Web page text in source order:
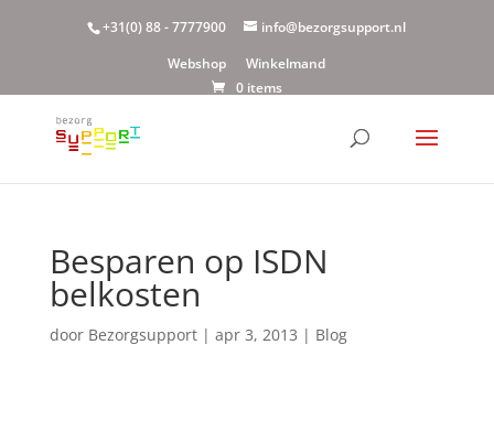
+31(0) 88 - 7777900
info@bezorgsupport.nl
Webshop
Winkelmand
0 items
Besparen op ISDN
belkosten
door Bezorgsupport| apr 3, 2013 | Blog